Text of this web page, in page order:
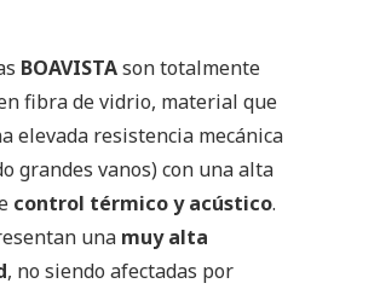
BOAVISTAson totalmente
fibra de vidrio, material que
elevada resistencia mecánica
grandes vanos) con una alta
control térmico y acústico.
una muy alta
, no siendo afectadas por